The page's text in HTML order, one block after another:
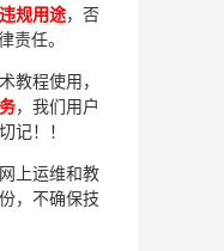
规用途，否
责任。
教程使用，
，我们用户
记！！
上运维和教
，不确保技